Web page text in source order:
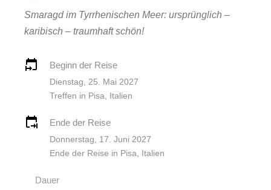
Smaragd im Tyrrhenischen Meer: ursprünglich –
karibisch – traumhaft schön!
Beginn der Reise
Dienstag, 25. Mai 2027
Treffen in Pisa, Italien
Ende der Reise
Donnerstag, 17. Juni 2027
Ende der Reise in Pisa, Italien
Dauer